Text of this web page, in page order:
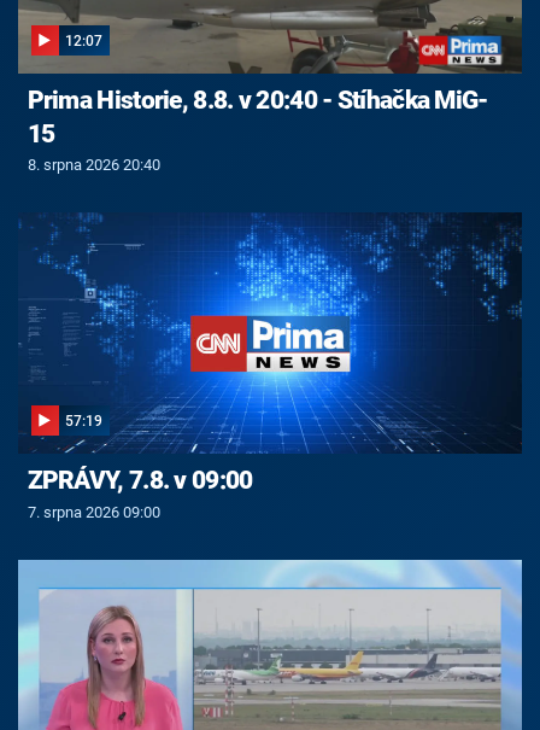
12:07
Prima Historie, 8.8. v 20:40 - Stíhačka MiG-
15
8. srpna 2026 20:40
57:19
ZPRÁVY, 7.8. v 09:00
7. srpna 2026 09:00